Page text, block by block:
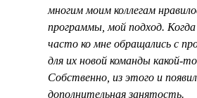
многим моим коллегам
программы, мой подход. Когда
часто ко мне обращались с
для их новой команды какой-
Собственно, из этого и
дополнительная занятость.